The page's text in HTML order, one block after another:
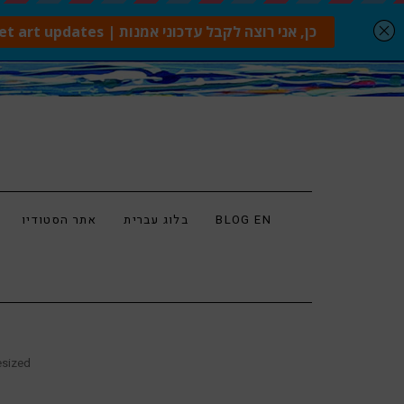
אתר הסטודיו בלוג עברית BLOG EN